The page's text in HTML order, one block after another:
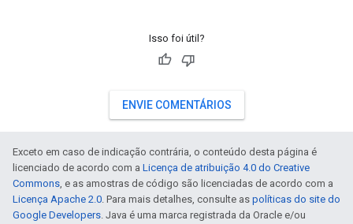
Isso foi útil?
ENVIE COMENTÁRIOS
Exceto em caso de indicação contrária, o conteúdo desta página é
licenciado de acordo com a Licença de atribuição 4.0 do Creative
Commons, e as amostras de código são licenciadas de acordo com a
Licença Apache 2.0. Para mais detalhes, consulte as políticas do site do
Google Developers. Java é uma marca registrada da Oracle e/ou